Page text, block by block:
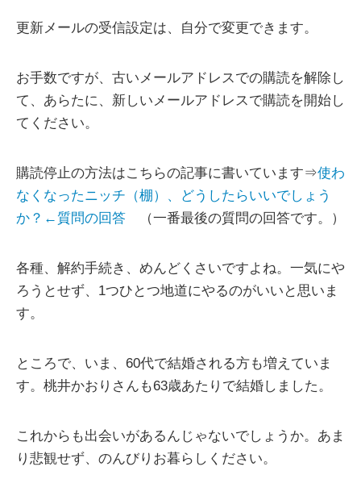
更新メールの受信設定は、自分で変更できます。
お手数ですが、古いメールアドレスでの購読を解除し
て、あらたに、新しいメールアドレスで購読を開始し
てください。
購読停止の方法はこちらの記事に書いています⇒使わ
なくなったニッチ（棚）、どうしたらいいでしょう
か？←質問の回答 （一番最後の質問の回答です。）
各種、解約手続き、めんどくさいですよね。一気にや
ろうとせず、1つひとつ地道にやるのがいいと思いま
す。
ところで、いま、60代で結婚される方も増えていま
す。桃井かおりさんも63歳あたりで結婚しました。
これからも出会いがあるんじゃないでしょうか。あま
り悲観せず、のんびりお暮らしください。